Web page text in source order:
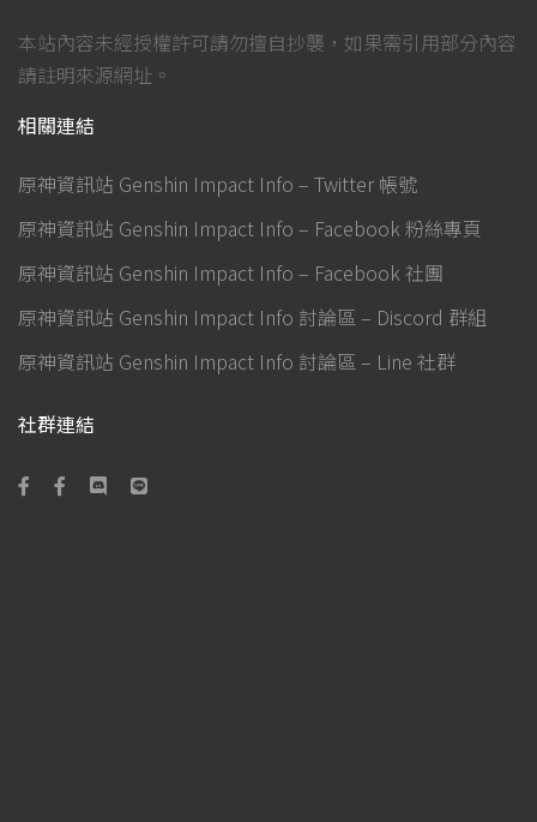
本站內容未經授權許可請勿擅自抄襲，如果需引用部分內容
請註明來源網址。
相關連結
原神資訊站 Genshin Impact Info – Twitter 帳號
原神資訊站 Genshin Impact Info – Facebook 粉絲專頁
原神資訊站 Genshin Impact Info – Facebook 社團
原神資訊站 Genshin Impact Info 討論區 – Discord 群組
原神資訊站 Genshin Impact Info 討論區 – Line 社群
社群連結